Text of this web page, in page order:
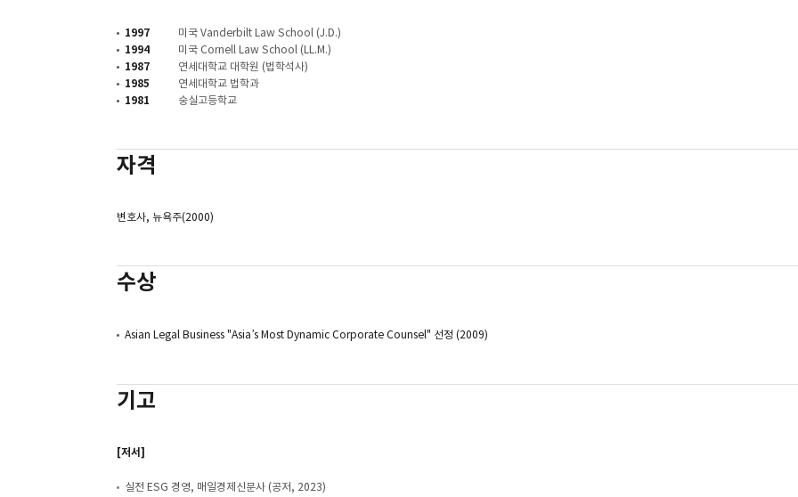
1997
미국 Vanderbilt Law School (J.D.)
1994
미국 Cornell Law School (LL.M.)
1987
연세대학교 대학원 (법학석사)
1985
연세대학교 법학과
1981
숭실고등학교
자격
변호사, 뉴욕주(2000)
수상
Asian Legal Business "Asia’s Most Dynamic Corporate Counsel" 선정 (2009)
기고
[저서]
실전 ESG 경영, 매일경제신문사 (공저, 2023)